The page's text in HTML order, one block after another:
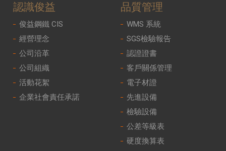
認識俊益
俊益鋼鐵 CIS
經營理念
公司沿革
公司組織
活動花絮
企業社會責任承諾
品質管理
WMS 系統
SGS檢驗報告
認證證書
客戶關係管理
電子材證
先進設備
檢驗設備
公差等級表
硬度換算表